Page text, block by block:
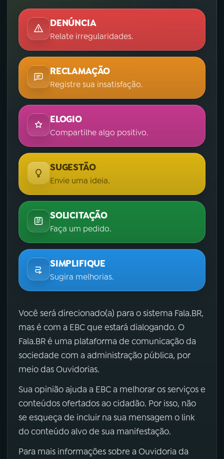
DENÚNCIA
Relate irregularidades.
RECLAMAÇÃO
Registre sua insatisfação.
ELOGIO
Compartilhe algo positivo.
SUGESTÃO
Envie uma ideia.
SOLICITAÇÃO
Faça um pedido.
SIMPLIFIQUE
Sugira melhorias.
Você será direcionado(a) para o sistema Fala.BR,
mas é com a EBC que estará dialogando. O
Fala.BR é uma plataforma de comunicação da
sociedade com a administração pública, por
meio das Ouvidorias.
Sua opinião ajuda a EBC a melhorar os serviços e
conteúdos ofertados ao cidadão. Por isso, não
se esqueça de incluir na sua mensagem o link
do conteúdo alvo de sua manifestação.
Para mais informações sobre a Ouvidoria da